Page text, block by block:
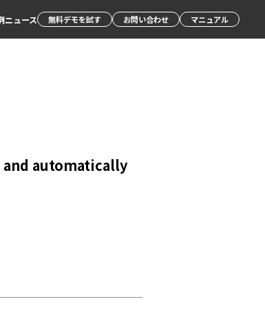
ニュース 無料デモを試す お問い合わせ マニュアル
automatically